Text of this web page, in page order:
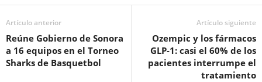
Artículo anterior
Reúne Gobierno de Sonora
a 16 equipos en el Torneo
Sharks de Basquetbol
Artículo siguiente
Ozempic y los fármacos
GLP-1: casi el 60% de los
pacientes interrumpe el
tratamiento